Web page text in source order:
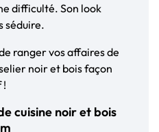
difficulté. Son look
séduire.
ranger vos affaires de
noir et bois façon
!
cuisine noir et bois